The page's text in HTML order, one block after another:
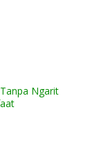
Ngarit